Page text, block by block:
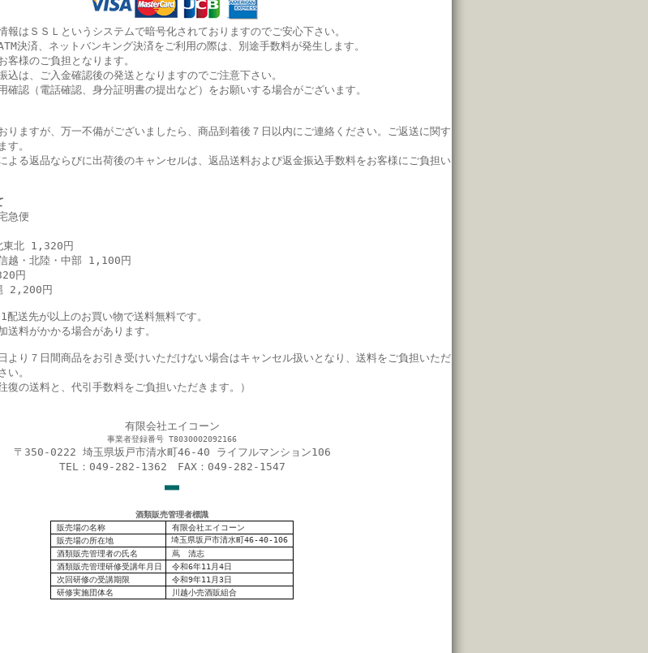
はＳＳＬというシステムで暗号化されておりますのでご安心下さい。
決済、ネットバンキング決済をご利用の際は、別途手数料が発生します。
様のご負担となります。
は、ご入金確認後の発送となりますのでご注意下さい。
認（電話確認、身分証明書の提出など）をお願いする場合がございます。
りますが、万一不備がございましたら、商品到着後７日以内にご連絡ください。 ご返送に関す
す。
よる返品ならびに出荷後のキャンセルは、返品送料および返金振込手数料をお客様にご負担い
急便
北 1,320円
越・北陸・中部 1,100円
円
2,200円
送先が以上のお買い物で送料無料です。
料がかかる場合があります。
り７日間商品をお引き受けいただけない場合はキャンセル扱いとなり、 送料をご負担いただ
い。
復の送料と、代引手数料をご負担いただきます。）
有限会社エイコーン
事業者登録番号 T8030002092166
〒350-0222 埼玉県坂戸市清水町46-40 ライフルマンション106
TEL：049-282-1362 FAX：049-282-1547
■■■
酒類販売管理者標識
販売場の名称
有限会社エイコーン
販売場の所在地
埼玉県坂戸市清水町46-40-106
酒類販売管理者の氏名
蔦 清志
酒類販売管理研修受講年月日
令和6年11月4日
次回研修の受講期限
令和9年11月3日
研修実施団体名
川越小売酒販組合